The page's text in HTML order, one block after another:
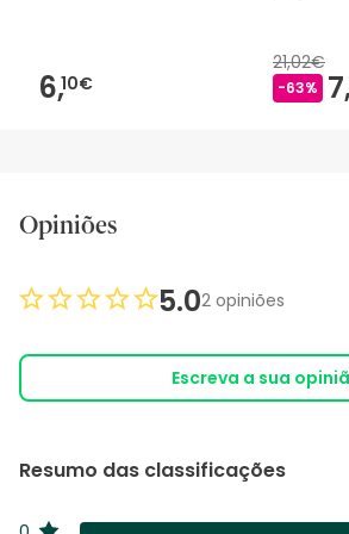
6,10€
21,02€
-63%
Opiniões
Resumo das classificações
5.02 opiniões
Escreva a sua